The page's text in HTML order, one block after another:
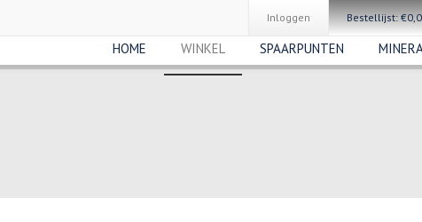
Inloggen Bestellijst:€
HOME WINKEL SPAARPUNTEN